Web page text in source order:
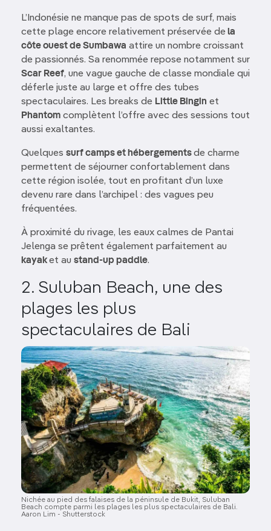
L’Indonésie ne manque pas de spots de surf, mais
cette plage encore relativement préservée dela
côte ouest de Sumbawa attire un nombre croissant
de passionnés. Sa renommée repose notamment sur
Scar Reef, une vague gauche de classe mondiale qui
déferle juste au large et offre des tubes
spectaculaires. Les breaks de Little Bingin et
Phantom complètent l’offre avec des sessions tout
aussi exaltantes.
Quelques surf camps et hébergementsde charme
permettent de séjourner confortablement dans
cette région isolée, tout en profitant d’un luxe
devenu rare dans l’archipel : des vagues peu
fréquentées.
À proximité du rivage, les eaux calmes de Pantai
Jelenga se prêtent également parfaitement au
kayaket au stand-up paddle.
2. Suluban Beach, une des
plages les plus
spectaculaires de Bali
Image
Nichée au pied des falaises de la péninsule de Bukit, Suluban
Beach compte parmi les plages les plus spectaculaires de Bali.
Aaron Lim - Shutterstock